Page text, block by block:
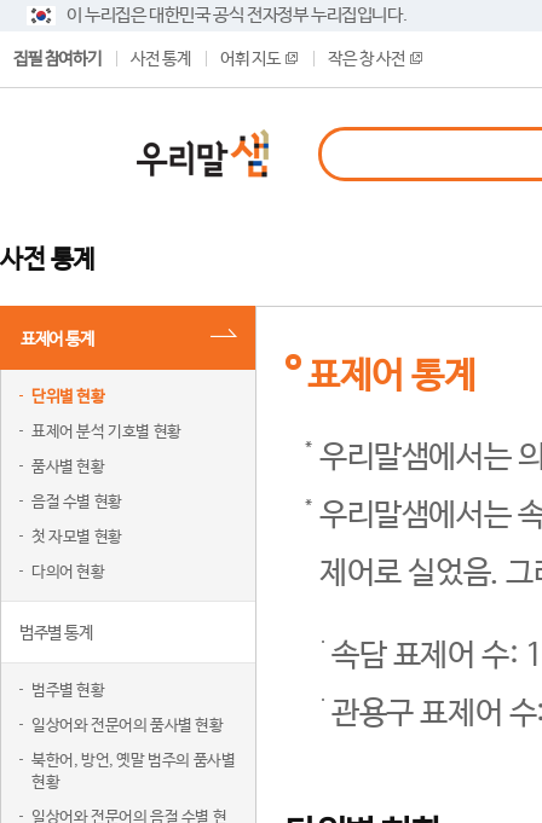
이 누리집은 대한민국 공식 전자정부 누리집입니다.
집필 참여하기 사전 통계 어휘 지도 작은 창 사전
사전 통계
표제어 통계
단위별 현황
표제어 분석 기호별 현황
품사별 현황
음절 수별 현황
첫 자모별 현황
다의어 현황
범주별 통계
범주별 현황
일상어와 전문어의 품사별 현황
북한어, 방언, 옛말 범주의 품사별
현황
일상어와 전문어의 음절 수별 현
표제어 통계
우리말샘에서는
우리말샘에서는
제어로 실었음.
속담 표제어 수:
관용구 표제어